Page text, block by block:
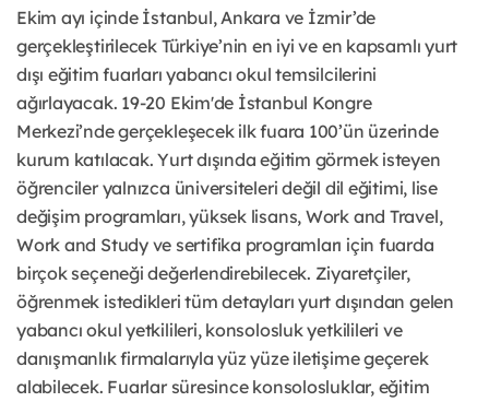
Ekim ayı içinde İstanbul, Ankara ve İzmir’de
gerçekleştirilecek Türkiye’nin en iyi ve en kapsamlı yurt
dışı eğitim fuarları yabancı okul temsilcilerini
ağırlayacak. 19-20 Ekim'de İstanbul Kongre
Merkezi’nde gerçekleşecek ilk fuara 100’ün üzerinde
kurum katılacak. Yurt dışında eğitim görmek isteyen
öğrenciler yalnızca üniversiteleri değil dil eğitimi, lise
değişim programları, yüksek lisans, Work and Travel,
Work and Study ve sertifika programları için fuarda
birçok seçeneği değerlendirebilecek. Ziyaretçiler,
öğrenmek istedikleri tüm detayları yurt dışından gelen
yabancı okul yetkilileri, konsolosluk yetkilileri ve
danışmanlık firmalarıyla yüz yüze iletişime geçerek
alabilecek. Fuarlar süresince konsolosluklar, eğitim